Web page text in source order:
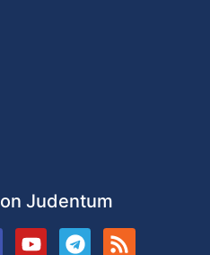
Judentum